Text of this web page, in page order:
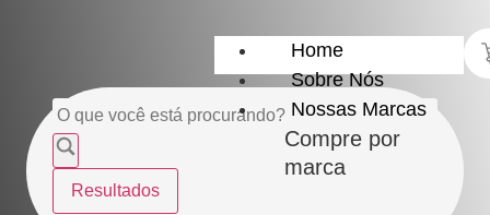
Home
Sobre Nós
Nossas Marcas
Compre por
marca
Resultados